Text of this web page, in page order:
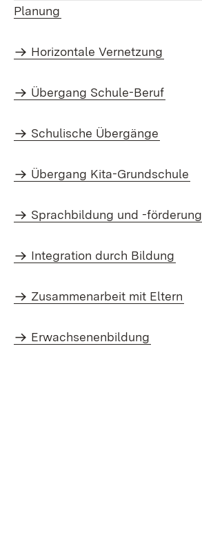
Planung
Horizontale Vernetzung
Übergang Schule-Beruf
Schulische Übergänge
Übergang Kita-Grundschule
Sprachbildung und -förderung
Integration durch Bildung
Zusammenarbeit mit Eltern
Erwachsenenbildung